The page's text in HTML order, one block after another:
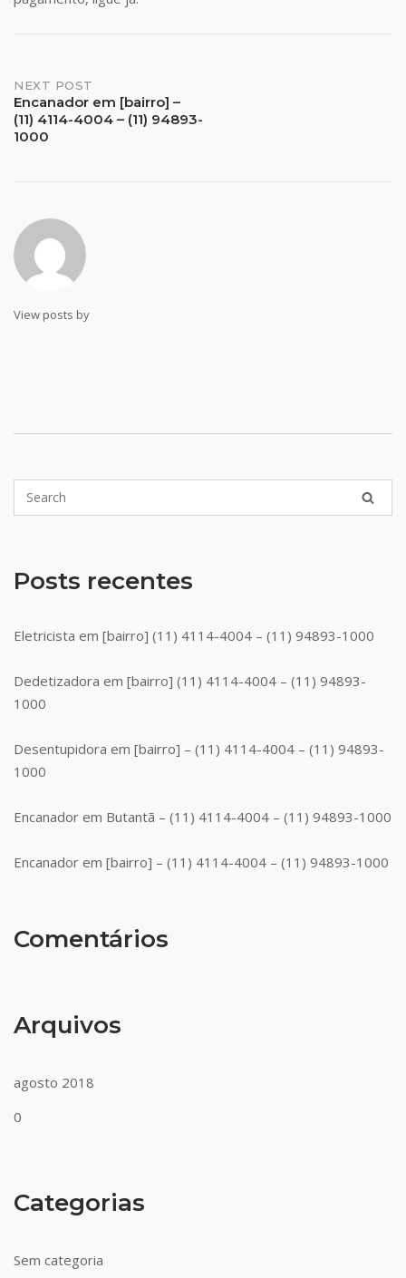
Post
navigation
NEXT POST
Encanador em [bairro] –
(11) 4114-4004 – (11) 94893-
1000
View posts by
Posts recentes
Eletricista em [bairro] (11) 4114-4004 – (11) 94893-1000
Dedetizadora em [bairro] (11) 4114-4004 – (11) 94893-
1000
Desentupidora em [bairro] – (11) 4114-4004 – (11) 94893-
1000
Encanador em Butantã – (11) 4114-4004 – (11) 94893-1000
Encanador em [bairro] – (11) 4114-4004 – (11) 94893-1000
Comentários
Arquivos
agosto 2018
0
Categorias
Sem categoria